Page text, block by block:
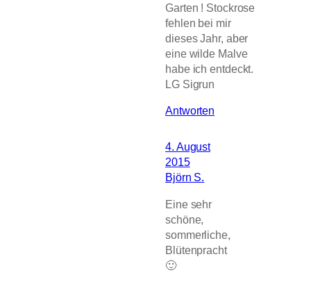
Garten ! Stockrose
fehlen bei mir
dieses Jahr, aber
eine wilde Malve
habe ich entdeckt.
LG Sigrun
Antworten
4. August
2015
Björn S.
Eine sehr
schöne,
sommerliche,
Blütenpracht
🙂